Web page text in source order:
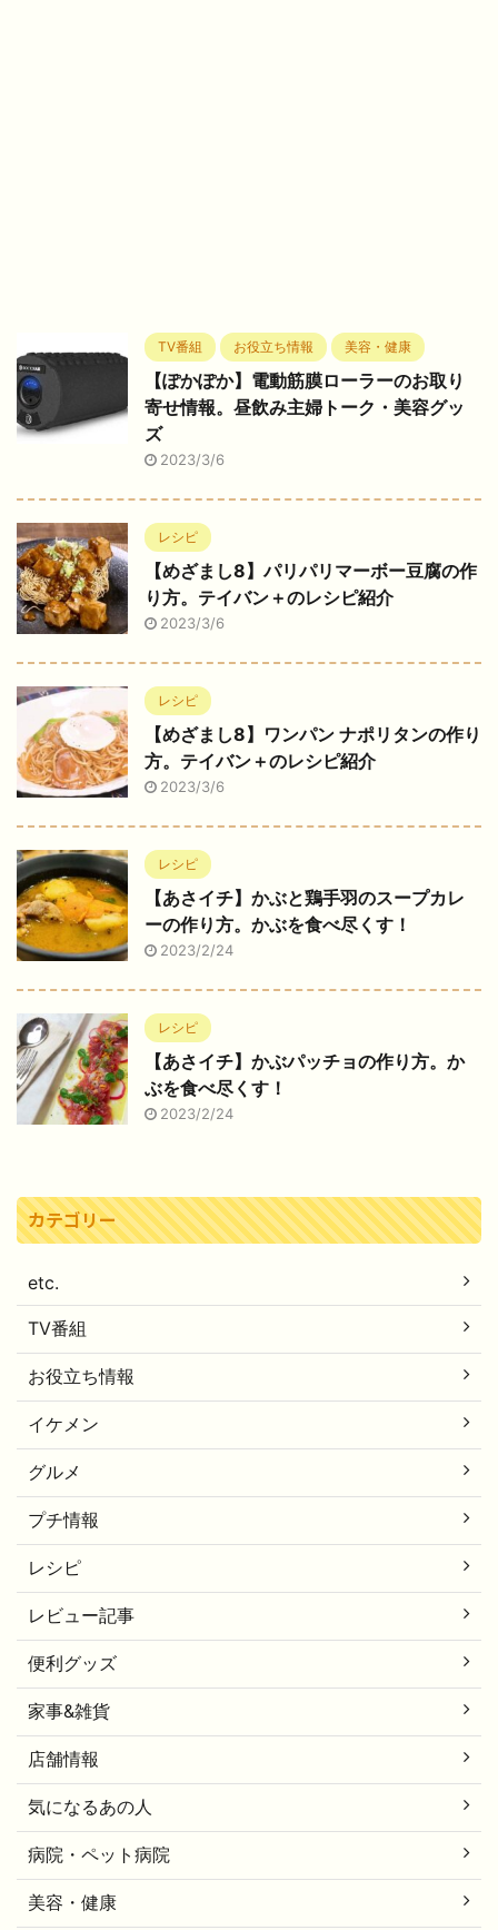
TV番組 お役立ち情報 美容・健康
【ぽかぽか】電動筋膜ローラーのお取り
寄せ情報。昼飲み主婦トーク・美容グッ
ズ
2023/3/6
レシピ
【めざまし8】パリパリマーボー豆腐の作
り方。テイバン＋のレシピ紹介
2023/3/6
レシピ
【めざまし8】ワンパン ナポリタンの作り
方。テイバン＋のレシピ紹介
2023/3/6
レシピ
【あさイチ】かぶと鶏手羽のスープカレ
ーの作り方。かぶを食べ尽くす！
2023/2/24
レシピ
【あさイチ】かぶパッチョの作り方。か
ぶを食べ尽くす！
2023/2/24
カテゴリー
etc.
TV番組
お役立ち情報
イケメン
グルメ
プチ情報
レシピ
レビュー記事
便利グッズ
家事&雑貨
店舗情報
気になるあの人
病院・ペット病院
美容・健康